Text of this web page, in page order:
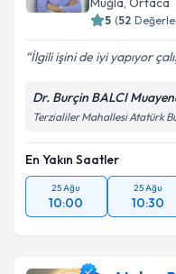
5 (52
İlgili işini de iyi yapıyor
Dr. Burçin BALCI
Terzialiler Mahallesi Atatürk
En Yakın Saatler
25 Ağu
10:00
25 Ağu
10:30